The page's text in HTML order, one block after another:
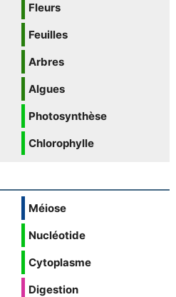
Fleurs
Feuilles
Arbres
Algues
Photosynthèse
Chlorophylle
Méiose
Nucléotide
Cytoplasme
Digestion